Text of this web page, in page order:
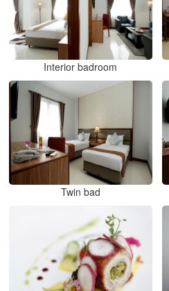
Interior badroom
Twin bad